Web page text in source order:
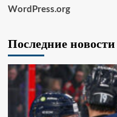
WordPress.org
Последние новости